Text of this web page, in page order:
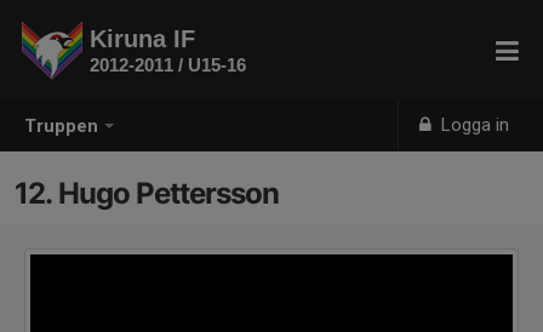
Truppen Logga in
Kiruna IF
2012-2011 / U15-16
12. Hugo Pettersson